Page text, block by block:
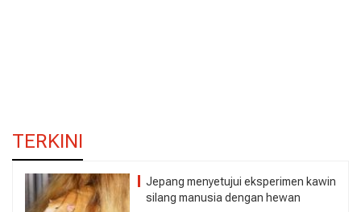
TERKINI
Jepang menyetujui eksperimen kawin
silang manusia dengan hewan